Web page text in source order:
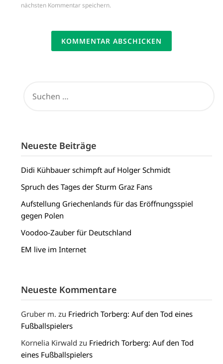
nächsten Kommentar speichern.
NACH:
Neueste Beiträge
Didi Kühbauer schimpft auf Holger Schmidt
Spruch des Tages der Sturm Graz Fans
Aufstellung Griechenlands für das Eröffnungsspiel
gegen Polen
Voodoo-Zauber für Deutschland
EM live im Internet
Neueste Kommentare
Gruber m. zu Friedrich Torberg: Auf den Tod eines
Fußballspielers
Kornelia Kirwald zu Friedrich Torberg: Auf den Tod
eines Fußballspielers